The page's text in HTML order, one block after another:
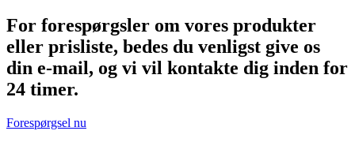
For forespørgsler om vores produkter
eller prisliste, bedes du venligst give os
din e-mail, og vi vil kontakte dig inden for
24 timer.
Forespørgsel nu